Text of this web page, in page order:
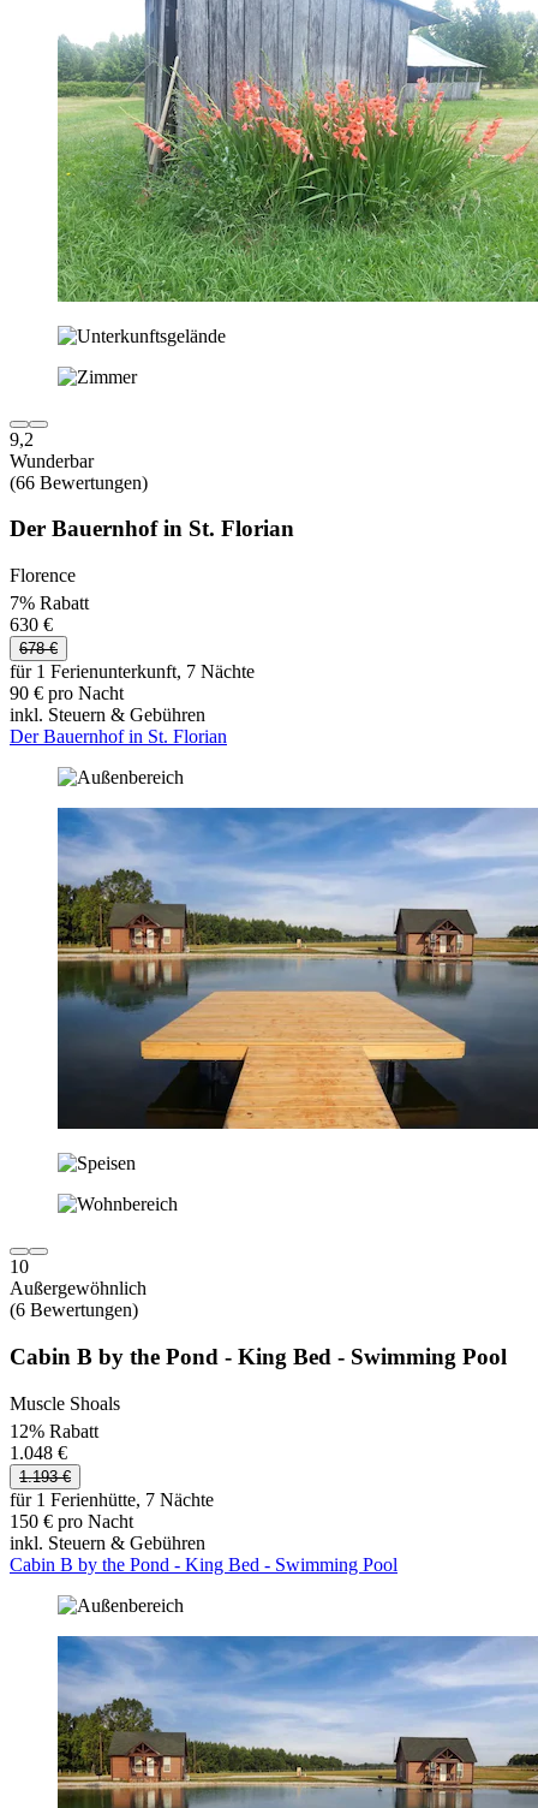
9,2
Wunderbar
(66 Bewertungen)
Der Bauernhof in St. Florian
Florence
7% Rabatt
630 €
678 €
für 1 Ferienunterkunft, 7 Nächte
90 € pro Nacht
inkl. Steuern & Gebühren
Der Bauernhof in St. Florian
10
Außergewöhnlich
(6 Bewertungen)
Cabin B by the Pond - King Bed - Swimming Pool
Muscle Shoals
12% Rabatt
1.048 €
1.193 €
für 1 Ferienhütte, 7 Nächte
150 € pro Nacht
inkl. Steuern & Gebühren
Cabin B by the Pond - King Bed - Swimming Pool